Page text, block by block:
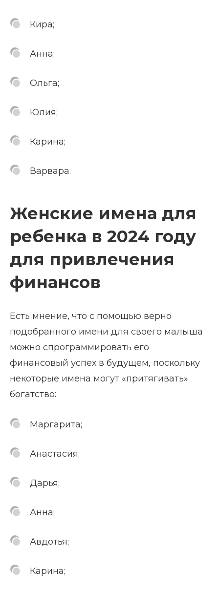
Кира;
Анна;
Ольга;
Юлия;
Карина;
Варвара.
Женские имена для
ребенка в 2024 году
для привлечения
финансов
Есть мнение, что с помощью верно
подобранного имени для своего малыша
можно спрограммировать его
финансовый успех в будущем, поскольку
некоторые имена могут «притягивать»
богатство:
Маргарита;
Анастасия;
Дарья;
Анна;
Авдотья;
Карина;